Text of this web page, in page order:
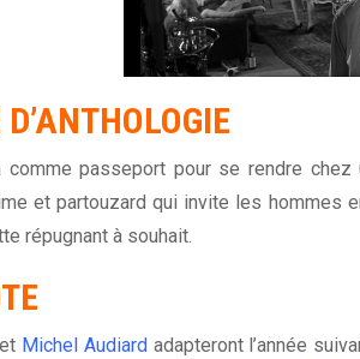
comme passeport pour se rendre chez
et partouzard qui invite les hommes
répugnant à souhait.
Michel Audiard adapteront l’année